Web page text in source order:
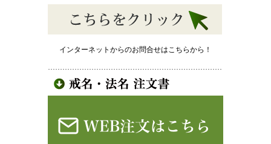
インターネットからのお問合せはこちらから！